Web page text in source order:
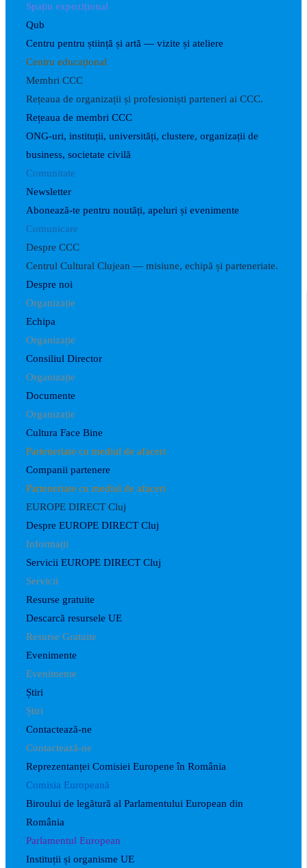
Spațiu expozițional
Qub
Centru pentru știință și artă — vizite și ateliere
Centru educațional
Membri CCC
Rețeaua de organizații și profesioniști parteneri ai CCC.
Rețeaua de membri CCC
ONG-uri, instituții, universități, clustere, organizații de
business, societate civilă
Comunitate
Newsletter
Abonează-te pentru noutăți, apeluri și evenimente
Comunicare
Despre CCC
Centrul Cultural Clujean — misiune, echipă și parteneriate.
Despre noi
Organizație
Echipa
Organizație
Consiliul Director
Organizație
Documente
Organizație
Cultura Face Bine
Parteneriate cu mediul de afaceri
Companii partenere
Parteneriate cu mediul de afaceri
EUROPE DIRECT Cluj
Despre EUROPE DIRECT Cluj
Informații
Servicii EUROPE DIRECT Cluj
Servicii
Resurse gratuite
Descarcă resursele UE
Resurse Gratuite
Evenimente
Evenimente
Știri
Știri
Contactează-ne
Contactează-ne
Reprezentanței Comisiei Europene în România
Comisia Europeană
Biroului de legătură al Parlamentului European din
România
Parlamentul European
Instituții și organisme UE